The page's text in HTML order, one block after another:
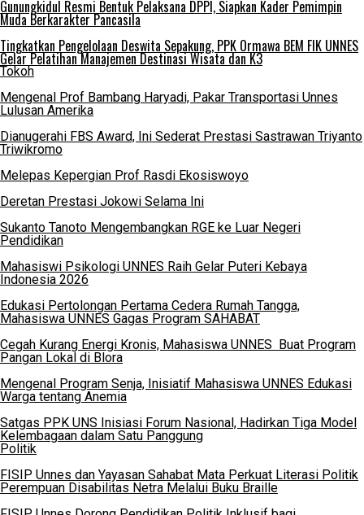
Gunungkidul Resmi Bentuk Pelaksana DPPI, Siapkan Kader Pemimpin
Muda Berkarakter Pancasila
Tingkatkan Pengelolaan Deswita Sepakung, PPK Ormawa BEM FIK UNNES
Gelar Pelatihan Manajemen Destinasi Wisata dan K3
Tokoh
Mengenal Prof Bambang Haryadi, Pakar Transportasi Unnes
Lulusan Amerika
Dianugerahi FBS Award, Ini Sederat Prestasi Sastrawan Triyanto
Triwikromo
Melepas Kepergian Prof Rasdi Ekosiswoyo
Deretan Prestasi Jokowi Selama Ini
Sukanto Tanoto Mengembangkan RGE ke Luar Negeri
Pendidikan
Mahasiswi Psikologi UNNES Raih Gelar Puteri Kebaya
Indonesia 2026
Edukasi Pertolongan Pertama Cedera Rumah Tangga,
Mahasiswa UNNES Gagas Program SAHABAT
Cegah Kurang Energi Kronis, Mahasiswa UNNES Buat Program
Pangan Lokal di Blora
Mengenal Program Senja, Inisiatif Mahasiswa UNNES Edukasi
Warga tentang Anemia
Satgas PPK UNS Inisiasi Forum Nasional, Hadirkan Tiga Model
Kelembagaan dalam Satu Panggung
Politik
FISIP Unnes dan Yayasan Sahabat Mata Perkuat Literasi Politik
Perempuan Disabilitas Netra Melalui Buku Braille